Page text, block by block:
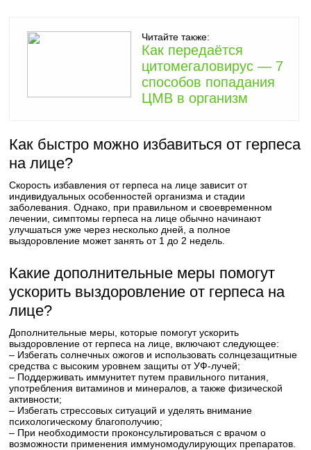
Читайте также:
Как передаётся
цитомегаловирус — 7
способов попадания
ЦМВ в организм
Как быстро можно избавиться от герпеса
на лице?
Скорость избавления от герпеса на лице зависит от
индивидуальных особенностей организма и стадии
заболевания. Однако, при правильном и своевременном
лечении, симптомы герпеса на лице обычно начинают
улучшаться уже через несколько дней, а полное
выздоровление может занять от 1 до 2 недель.
Какие дополнительные меры помогут
ускорить выздоровление от герпеса на
лице?
Дополнительные меры, которые помогут ускорить
выздоровление от герпеса на лице, включают следующее:
– Избегать солнечных ожогов и использовать солнцезащитные
средства с высоким уровнем защиты от УФ-лучей;
– Поддерживать иммунитет путем правильного питания,
употребления витаминов и минералов, а также физической
активности;
– Избегать стрессовых ситуаций и уделять внимание
психологическому благополучию;
– При необходимости проконсультироваться с врачом о
возможности применения иммуномодулирующих препаратов.